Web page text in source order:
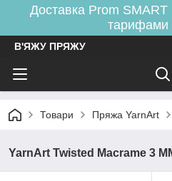
Доставка Prom SMART
тарифами
В'ЯЖУ ПРЯЖУ
Товари Пряжа YarnArt
YarnArt Twisted Macrame 3